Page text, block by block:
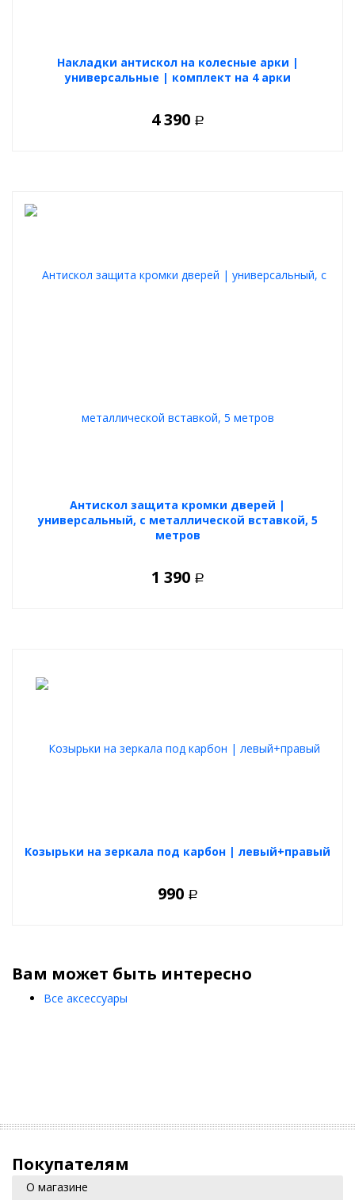
Накладки антискол на колесные арки |
универсальные | комплект на 4 арки
4 390 Р
Антискол защита кромки дверей |
универсальный, с металлической вставкой, 5
метров
1 390 Р
Козырьки на зеркала под карбон | левый+правый
990 Р
Вам может быть интересно
Все аксессуары
Покупателям
О магазине